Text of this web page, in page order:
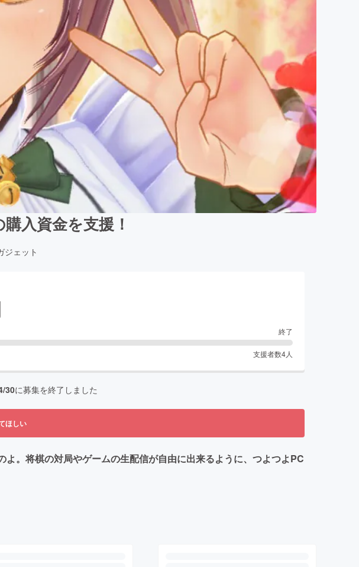
入資金を支援！
ジェット
終了
支援者数4人
30に募集を終了しました
ほしい
。将棋の対局やゲームの生配信が自由に出来るように、つよつよPC